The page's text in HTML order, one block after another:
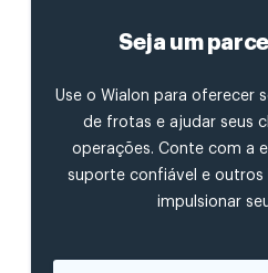
Seja um
Use o Wialon para oferecer
de frotas e ajudar seus
operações. Conte com a
suporte confiável e
impulsionar